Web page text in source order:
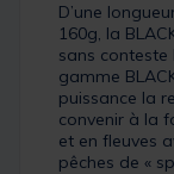
D’une
160g, la
sans
gamme
puissance la
convenir à la
et en fleuves
pêches de «